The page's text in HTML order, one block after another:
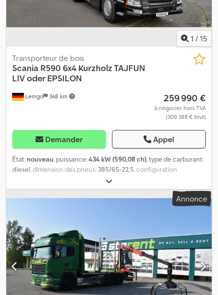
opérationnel. Pneumatiques : 75 % d’usure restante, jantes en
aluminium. Dsdpfxonr Sx Ae Agyjwa Remorque Feldbinder 18 000
L, année de construction 2000. Prix hors remorque !
1 / 15
Lemgo 348 km
Transporteur de bois
Scania R590 6x4 Kurzholz TAJFUN
LIV oder EPSILON
259 990 €
à négocier hors TVA
(309 388 € brut)
Demander Appel
État: nouveau, puissance:434 kW (590,08 ch), type de carburant:
diesel , dimension des pneus: 385/65-22,5 , configuration
4 750 mm
capacité du réservoir de carburant:700 l, freins:retardeur,
cabine conducteur:cabine couchette, type d'engrenage:
de l'espace de chargement:
2025, Équipement:ABS, AdBlue, Bluetooth, EBS (Système de
freinage électronique), attelage de remorque, blocage de
différentiel, chauffage de siège, chauffage de stationnement,
climatisation, filtre à particules, grue, ordinateur de bord,
phares antibrouillard, programme électronique de stabilité
(ESP), retardeur, régulateur de vitesse, régulation électrique
des vitres, rétroviseur électrique, système de navigation,
Annonce